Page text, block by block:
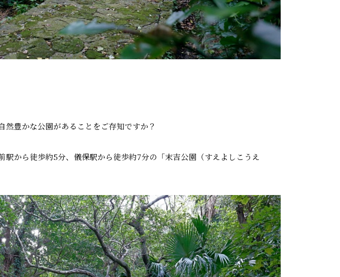
然豊かな公園があることをご存知ですか？
駅から徒歩約5分、儀保駅から徒歩約7分の「末吉公園（すえよしこうえ